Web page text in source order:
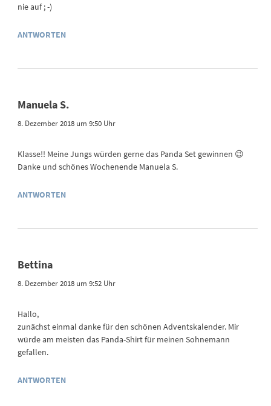
nie auf ; -)
ANTWORTEN
Manuela S.
8. Dezember 2018 um 9:50 Uhr
Klasse!! Meine Jungs würden gerne das Panda Set gewinnen 😉
Danke und schönes Wochenende Manuela S.
ANTWORTEN
Bettina
8. Dezember 2018 um 9:52 Uhr
Hallo,
zunächst einmal danke für den schönen Adventskalender. Mir
würde am meisten das Panda-Shirt für meinen Sohnemann
gefallen.
ANTWORTEN